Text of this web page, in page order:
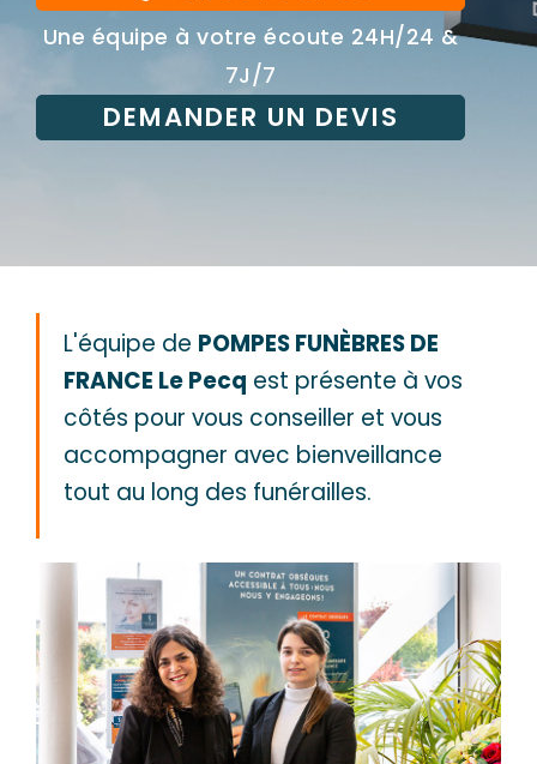
Une équipe à votre écoute 24H/24 &
7J/7
DEMANDER UN DEVIS
L'équipe de POMPES FUNÈBRES DE
FRANCE Le Pecq est présente à vos
côtés pour vous conseiller et vous
accompagner avec bienveillance
tout au long des funérailles.